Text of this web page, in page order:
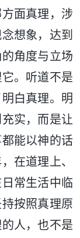
面真理，涉
想象，达到
角度与立场
。听道不是
白真理。明
实，而是让
能以神的话
在道理上、
常生活中临
按照真理原
人，也不是